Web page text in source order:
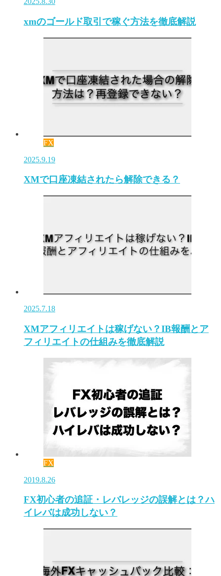
xmのゴールド取引で稼ぐ方法を徹底解説
FX
2025.9.19
XMで口座凍結されたら解除できる？
2025.7.18
XMアフィリエイトは稼げない？IB報酬とア
フィリエイトの仕組みを徹底解説
FX
2019.8.26
FX初心者の追証・レバレッジの誤解とは？ハ
イレバは成功しない？